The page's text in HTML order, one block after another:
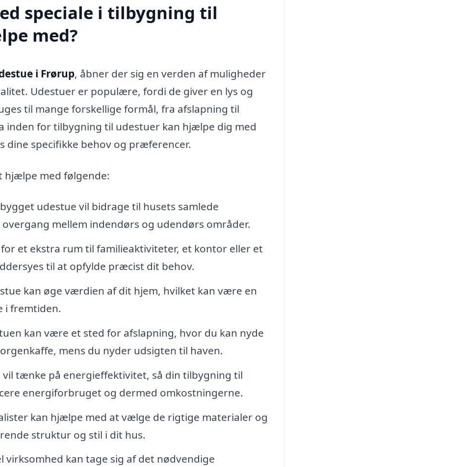
speciale i tilbygning til
med?
i Frørup, åbner der sig en verden af muligheder
Udestuer er populære, fordi de giver en lys og
til mange forskellige formål, fra afslapning til
inden for tilbygning til udestuer kan hjælpe dig med
dine specifikke behov og præferencer.
hjælpe med følgende:
udestue vil bidrage til husets samlede
mellem indendørs og udendørs områder.
et ekstra rum til familieaktiviteter, et kontor eller et
til at opfylde præcist dit behov.
kan øge værdien af dit hjem, hvilket kan være en
i fremtiden.
kan være et sted for afslapning, hvor du kan nyde
mens du nyder udsigten til haven.
vil tænke på energieffektivitet, så din tilbygning til
energiforbruget og dermed omkostningerne.
kan hjælpe med at vælge de rigtige materialer og
struktur og stil i dit hus.
virksomhed kan tage sig af det nødvendige